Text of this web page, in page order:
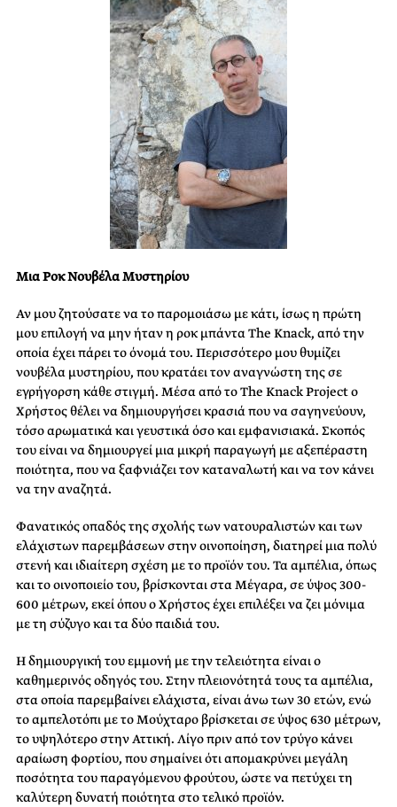
Μια Ροκ Νουβέλα Μυστηρίου
Αν μου ζητούσατε να το παρομοιάσω με κάτι, ίσως η πρώτη
μου επιλογή να μην ήταν η ροκ μπάντα The Knack, από την
οποία έχει πάρει το όνομά του. Περισσότερο μου θυμίζει
νουβέλα μυστηρίου, που κρατάει τον αναγνώστη της σε
εγρήγορση κάθε στιγμή. Μέσα από το The Knack Project ο
Χρήστος θέλει να δημιουργήσει κρασιά που να σαγηνεύουν,
τόσο αρωματικά και γευστικά όσο και εμφανισιακά. Σκοπός
του είναι να δημιουργεί μια μικρή παραγωγή με αξεπέραστη
ποιότητα, που να ξαφνιάζει τον καταναλωτή και να τον κάνει
να την αναζητά.
Φανατικός οπαδός της σχολής των νατουραλιστών και των
ελάχιστων παρεμβάσεων στην οινοποίηση, διατηρεί μια πολύ
στενή και ιδιαίτερη σχέση με το προϊόν του. Τα αμπέλια, όπως
και το οινοποιείο του, βρίσκονται στα Μέγαρα, σε ύψος 300-
600 μέτρων, εκεί όπου ο Χρήστος έχει επιλέξει να ζει μόνιμα
με τη σύζυγο και τα δύο παιδιά του.
Η δημιουργική του εμμονή με την τελειότητα είναι ο
καθημερινός οδηγός του. Στην πλειονότητά τους τα αμπέλια,
στα οποία παρεμβαίνει ελάχιστα, είναι άνω των 30 ετών, ενώ
το αμπελοτόπι με το Μούχταρο βρίσκεται σε ύψος 630 μέτρων,
το υψηλότερο στην Αττική. Λίγο πριν από τον τρύγο κάνει
αραίωση φορτίου, που σημαίνει ότι απομακρύνει μεγάλη
ποσότητα του παραγόμενου φρούτου, ώστε να πετύχει τη
καλύτερη δυνατή ποιότητα στο τελικό προϊόν.